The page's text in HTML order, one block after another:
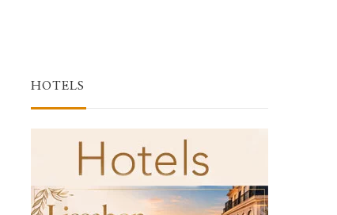
HOTELS